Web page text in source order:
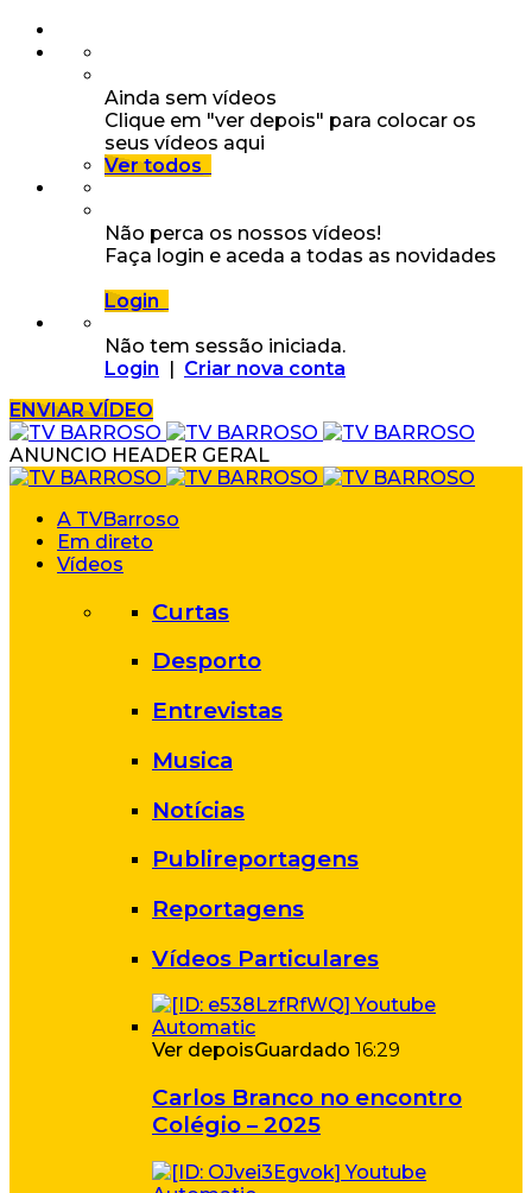
Ainda sem vídeos
Clique em "ver depois" para colocar os
seus vídeos aqui
Ver todos
Não perca os nossos vídeos!
Faça login e aceda a todas as novidades
Login
Não tem sessão iniciada.
Login | Criar nova conta
ENVIAR VÍDEO
ANUNCIO HEADER GERAL
A TVBarroso
Em direto
Vídeos
Curtas
Desporto
Entrevistas
Musica
Notícias
Publireportagens
Reportagens
Vídeos Particulares
Ver depoisGuardado 16:29
Carlos Branco no encontro
Colégio – 2025